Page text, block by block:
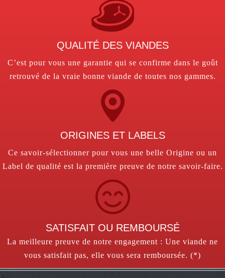
QUALITÉ DES VIANDES
C’est pour vous une garantie qui se confirme dans le goût
retrouvé de la vraie bonne viande de toutes nos gammes.
ORIGINES ET LABELS
Ce savoir-sélectionner pour vous une belle Origine ou un
Label de qualité est la première preuve de notre savoir-faire.
SATISFAIT OU REMBOURSÉ
La meilleure preuve de notre engagement : Une viande ne
vous satisfait pas, elle vous sera remboursée. (*)